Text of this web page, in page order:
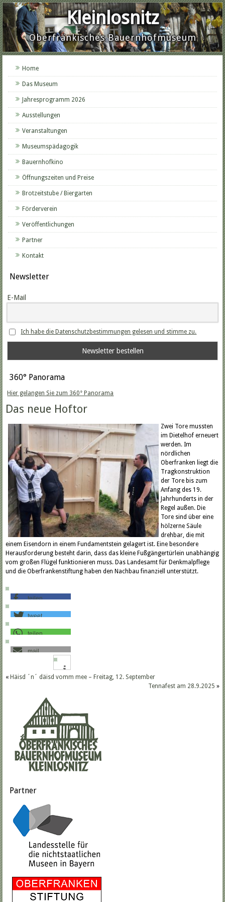
Kleinlosnitz
Oberfränkisches Bauernhofmuseum
Home
Das Museum
Jahresprogramm 2026
Ausstellungen
Veranstaltungen
Museumspädagogik
Bauernhofkino
Öffnungszeiten und Preise
Brotzeitstube / Biergarten
Förderverein
Veröffentlichungen
Partner
Kontakt
Newsletter
E-Mail
Ich habe die Datenschutzbestimmungen gelesen und stimme zu.
360° Panorama
Hier gelangen Sie zum 360° Panorama
Das neue Hoftor
Zwei Tore mussten
im Dietelhof erneuert
werden. Im
nördlichen
Oberfranken liegt die
Tragkonstruktion
der Tore bis zum
Anfang des 19.
Jahrhunderts in der
Regel außen. Die
Tore sind über eine
hölzerne Säule
drehbar, die mit
einem Eisendorn in einem Fundamentstein gelagert ist. Eine besondere
Herausforderung besteht darin, dass das kleine Fußgängertürlein unabhängig
vom großen Flügel funktionieren muss. Das Landesamt für Denkmalpflege
und die Oberfrankenstiftung haben den Nachbau finanziell unterstützt.
teilen
tweet
teilen
mail
« Häisd ´n´ däisd vomm mee – Freitag, 12. September
Tennafest am 28.9.2025 »
Partner